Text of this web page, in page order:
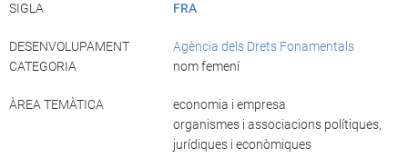
SIGLA FRA
DESENVOLUPAMENT
Agència dels Drets Fonamentals
CATEGORIA
nom femení
ÀREA TEMÀTICA
economia i empresa
organismes i associacions polítiques,
jurídiques i econòmiques